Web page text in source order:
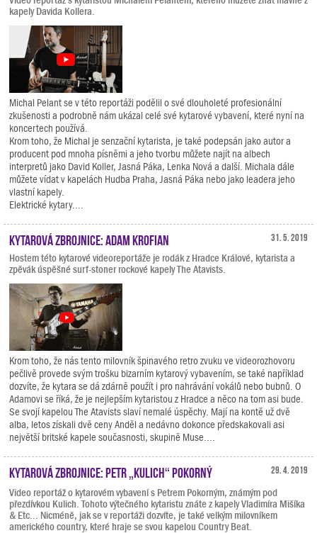
kapely Davida Kollera.
Michal Pelant se v této reportáži podělil o své dlouholeté profesionální
zkušenosti a podrobně nám ukázal celé své kytarové vybavení, které nyní na
koncertech používá.
Krom toho, že Michal je senzační kytarista, je také podepsán jako autor a
producent pod mnoha písněmi a jeho tvorbu můžete najít na albech
interpretů jako David Koller, Jasná Páka, Lenka Nová a další. Michala dále
můžete vídat v kapelách Hudba Praha, Jasná Páka nebo jako leadera jeho
vlastní kapely.
Elektrické kytary....
31. 5. 2019
Kytarová zbrojnice: Adam Krofian
Hostem této kytarové videoreportáže je rodák z Hradce Králové, kytarista a
zpěvák úspěšné surf-stoner rockové kapely The Atavists.
Krom toho, že nás tento milovník špinavého retro zvuku ve videorozhovoru
pečlivě provede svým trošku bizarním kytarový vybavením, se také například
dozvíte, že kytara se dá zdárně použít i pro nahrávání vokálů nebo bubnů. O
Adamovi se říká, že je nejlepším kytaristou z Hradce a něco na tom asi bude.
Se svojí kapelou The Atavists slaví nemalé úspěchy. Mají na kontě už dvě
alba, letos získali dvě ceny Anděl a nedávno dokonce předskakovali asi
největší britské kapele současnosti, skupině Muse....
29. 4. 2019
Kytarová zbrojnice: Petr „Kulich“ Pokorný
Video reportáž o kytarovém vybavení s Petrem Pokorným, známým pod
přezdívkou Kulich. Tohoto výtečného kytaristu znáte z kapely Vladimíra Mišíka
& Etc... Nicméně, jak se v reportáži dozvíte, je také velkým milovníkem
amerického country, které hraje se svou kapelou Country Beat.